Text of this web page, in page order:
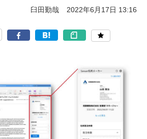
臼田勤哉 2022年6月17日 13:16